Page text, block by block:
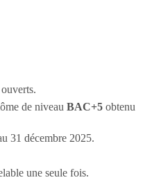
de niveau BAC+5 obtenu
31 décembre 2025.
une seule fois.